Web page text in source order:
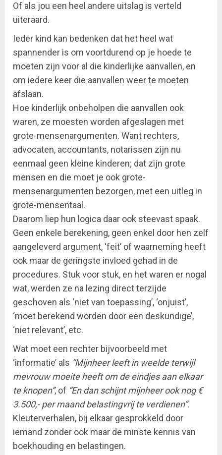
Of als jou een heel andere uitslag is verteld
uiteraard.
Ieder kind kan bedenken dat het heel wat
spannender is om voortdurend op je hoede te
moeten zijn voor al die kinderlijke aanvallen, en
om iedere keer die aanvallen weer te moeten
afslaan.
Hoe kinderlijk onbeholpen die aanvallen ook
waren, ze moesten worden afgeslagen met
grote-mensenargumenten. Want rechters,
advocaten, accountants, notarissen zijn nu
eenmaal geen kleine kinderen; dat zijn grote
mensen en die moet je ook grote-
mensenargumenten bezorgen, met een uitleg in
grote-mensentaal.
Daarom liep hun logica daar ook steevast spaak.
Geen enkele berekening, geen enkel door hen zelf
aangeleverd argument, ‘feit’ of waarneming heeft
ook maar de geringste invloed gehad in de
procedures. Stuk voor stuk, en het waren er nogal
wat, werden ze na lezing direct terzijde
geschoven als ‘niet van toepassing’, ‘onjuist’,
‘moet berekend worden door een deskundige’,
‘niet relevant’, etc.
Wat moet een rechter bijvoorbeeld met
‘informatie’ als “Mijnheer leeft in weelde terwijl
mevrouw moeite heeft om de eindjes aan elkaar
te knopen”, of “En dan schijnt mijnheer ook nog €
3.500,- per maand belastingvrij te verdienen”.
Kleuterverhalen, bij elkaar gesprokkeld door
iemand zonder ook maar de minste kennis van
boekhouding en belastingen.